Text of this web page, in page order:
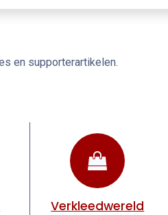
en supporterartikelen.
Verkleedwereld